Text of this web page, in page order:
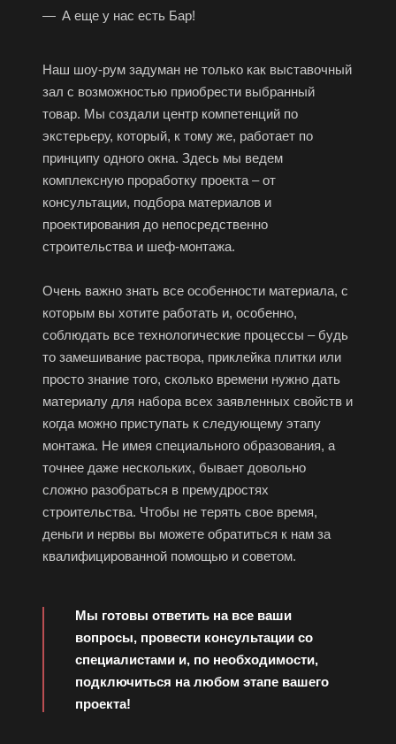
А еще у нас есть Бар!
Наш шоу-рум задуман не только как выставочный
зал с возможностью приобрести выбранный
товар. Мы создали центр компетенций по
экстерьеру, который, к тому же, работает по
принципу одного окна. Здесь мы ведем
комплексную проработку проекта – от
консультации, подбора материалов и
проектирования до непосредственно
строительства и шеф-монтажа.
Очень важно знать все особенности материала, с
которым вы хотите работать и, особенно,
соблюдать все технологические процессы – будь
то замешивание раствора, приклейка плитки или
просто знание того, сколько времени нужно дать
материалу для набора всех заявленных свойств и
когда можно приступать к следующему этапу
монтажа. Не имея специального образования, а
точнее даже нескольких, бывает довольно
сложно разобраться в премудростях
строительства. Чтобы не терять свое время,
деньги и нервы вы можете обратиться к нам за
квалифицированной помощью и советом.
Мы готовы ответить на все ваши
вопросы, провести консультации со
специалистами и, по необходимости,
подключиться на любом этапе вашего
проекта!